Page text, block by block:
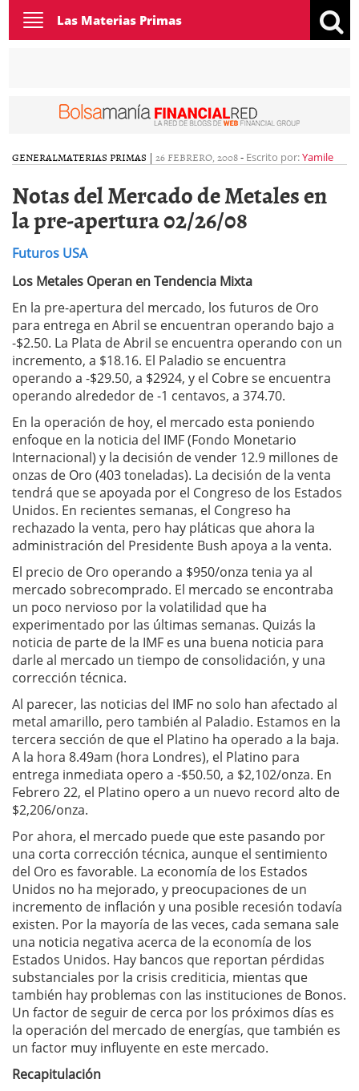
Toggle
navigation
Las Materias Primas
GENERALMATERIAS PRIMAS | 26 FEBRERO, 2008- Escrito por:Yamile
Notas del Mercado de Metales en
la pre-apertura 02/26/08
Futuros USA
Los Metales Operan en Tendencia Mixta
En la pre-apertura del mercado, los futuros de Oro
para entrega en Abril se encuentran operando bajo a
-$2.50. La Plata de Abril se encuentra operando con un
incremento, a $18.16. El Paladio se encuentra
operando a -$29.50, a $2924, y el Cobre se encuentra
operando alrededor de -1 centavos, a 374.70.
En la operación de hoy, el mercado esta poniendo
enfoque en la noticia del IMF (Fondo Monetario
Internacional) y la decisión de vender 12.9 millones de
onzas de Oro (403 toneladas). La decisión de la venta
tendrá que se apoyada por el Congreso de los Estados
Unidos. En recientes semanas, el Congreso ha
rechazado la venta, pero hay pláticas que ahora la
administración del Presidente Bush apoya a la venta.
El precio de Oro operando a $950/onza tenia ya al
mercado sobrecomprado. El mercado se encontraba
un poco nervioso por la volatilidad que ha
experimentado por las últimas semanas. Quizás la
noticia de parte de la IMF es una buena noticia para
darle al mercado un tiempo de consolidación, y una
corrección técnica.
Al parecer, las noticias del IMF no solo han afectado al
metal amarillo, pero también al Paladio. Estamos en la
tercera sección de que el Platino ha operado a la baja.
A la hora 8.49am (hora Londres), el Platino para
entrega inmediata opero a -$50.50, a $2,102/onza. En
Febrero 22, el Platino opero a un nuevo record alto de
$2,206/onza.
Por ahora, el mercado puede que este pasando por
una corta corrección técnica, aunque el sentimiento
del Oro es favorable. La economía de los Estados
Unidos no ha mejorado, y preocupaciones de un
incremento de inflación y una posible recesión todavía
existen. Por la mayoría de las veces, cada semana sale
una noticia negativa acerca de la economía de los
Estados Unidos. Hay bancos que reportan pérdidas
substanciales por la crisis crediticia, mientas que
también hay problemas con las instituciones de Bonos.
Un factor de seguir de cerca por los próximos días es
la operación del mercado de energías, que también es
un factor muy influyente en este mercado.
Recapitulación